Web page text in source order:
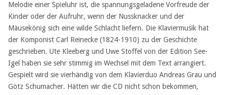
Melodie einer Spieluhr ist, die spannungsgeladene Vorfreude der
Kinder oder der Aufruhr, wenn der Nussknacker und der
Mäusekönig sich eine wilde Schlacht liefern. Die Klaviermusik hat
der Komponist Carl Reinecke (1824-1910) zu der Geschichte
geschrieben. Ute Kleeberg und Uwe Stoffel von der Edition See-
Igel haben sie sehr stimmig im Wechsel mit dem Text arrangiert.
Gespielt wird sie vierhändig von dem Klavierduo Andreas Grau und
Götz Schumacher. Hätten wir die CD nicht schon bekommen,